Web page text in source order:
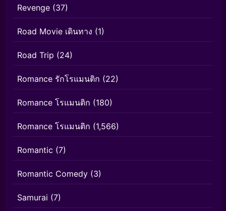
Revenge (37)
Road Movie เดินทาง (1)
Road Trip (24)
Romance รักโรแมนติก (22)
Romance โรแมนติก (180)
Romance โรแมนติก (1,566)
Romantic (7)
Romantic Comedy (3)
Samurai (7)